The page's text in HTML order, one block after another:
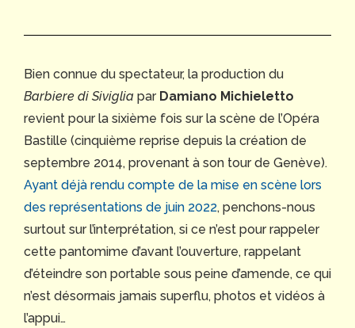
Bien connue du spectateur, la production du
Barbiere di Siviglia par Damiano Michieletto
revient pour la sixième fois sur la scène de l’Opéra
Bastille (cinquième reprise depuis la création de
septembre 2014, provenant à son tour de Genève).
Ayant déjà rendu compte de la mise en scène lors
des représentations de juin 2022, penchons-nous
surtout sur l’interprétation, si ce n’est pour rappeler
cette pantomime d’avant l’ouverture, rappelant
d’éteindre son portable sous peine d’amende, ce qui
n’est désormais jamais superflu, photos et vidéos à
l’appui…